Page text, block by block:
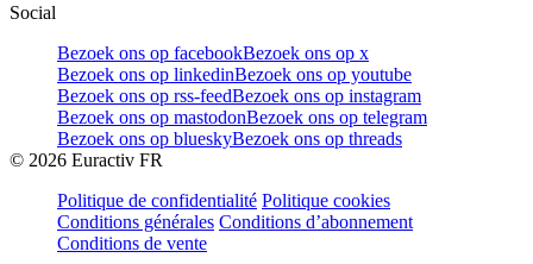
Social
Bezoek ons op facebookBezoek ons op x
Bezoek ons op linkedinBezoek ons op youtube
Bezoek ons op rss-feedBezoek ons op instagram
Bezoek ons op mastodonBezoek ons op telegram
Bezoek ons op blueskyBezoek ons op threads
© 2026 Euractiv FR
Politique de confidentialité Politique cookies
Conditions générales Conditions d’abonnement
Conditions de vente